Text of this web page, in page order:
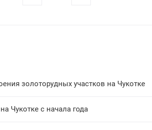
золоторудных участков на Чукотке
Чукотке с начала года